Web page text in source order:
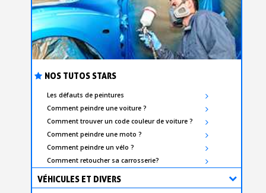
NOS TUTOS STARS
Les défauts de peintures
Comment peindre une voiture ?
Comment trouver un code couleur de voiture ?
Comment peindre une moto ?
Comment peindre un vélo ?
Comment retoucher sa carrosserie?
VÉHICULES ET DIVERS